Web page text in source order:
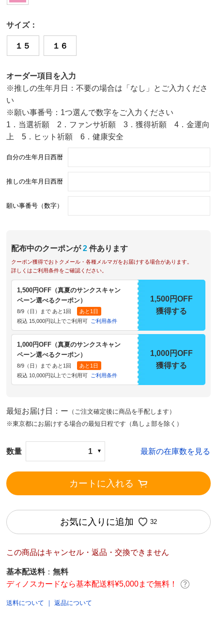
サイズ：
１５ １６
オーダー項目を入力
※推しの生年月日：不要の場合は「なし」とご入力くださ
い
※願い事番号：1つ選んで数字をご入力ください
1．当選祈願 2．ファンサ祈願 3．獲得祈願 4．金運向
上 5．ヒット祈願 6．健康安全
自分の生年月日西暦
推しの生年月日西暦
願い事番号（数字）
配布中のクーポンが 2 件あります
クーポン獲得でおトクメール・各種メルマガをお届けする場合があります。
詳しくはご利用条件をご確認ください。
1,500円OFF（真夏のサンクスキャン
ペーン選べるクーポン）
8/9（日）まで あと1回
あと1日
税込 15,000円以上でご利用可
ご利用条件
1,500円OFF
獲得する
1,000円OFF（真夏のサンクスキャン
ペーン選べるクーポン）
8/9（日）まで あと1回
あと1日
税込 10,000円以上でご利用可
ご利用条件
1,000円OFF
獲得する
最短お届け日：ー （ご注文確定後に商品を手配します）
※東京都にお届けする場合の最短日程です（島しょ部を除く）
数量 1 最新の在庫数を見る
カートに入れる
お気に入りに追加 32
この商品はキャンセル・返品・交換できません
基本配送料 ：無料
ディノスカードなら基本配送料¥5,000まで無料！
送料について ｜返品について